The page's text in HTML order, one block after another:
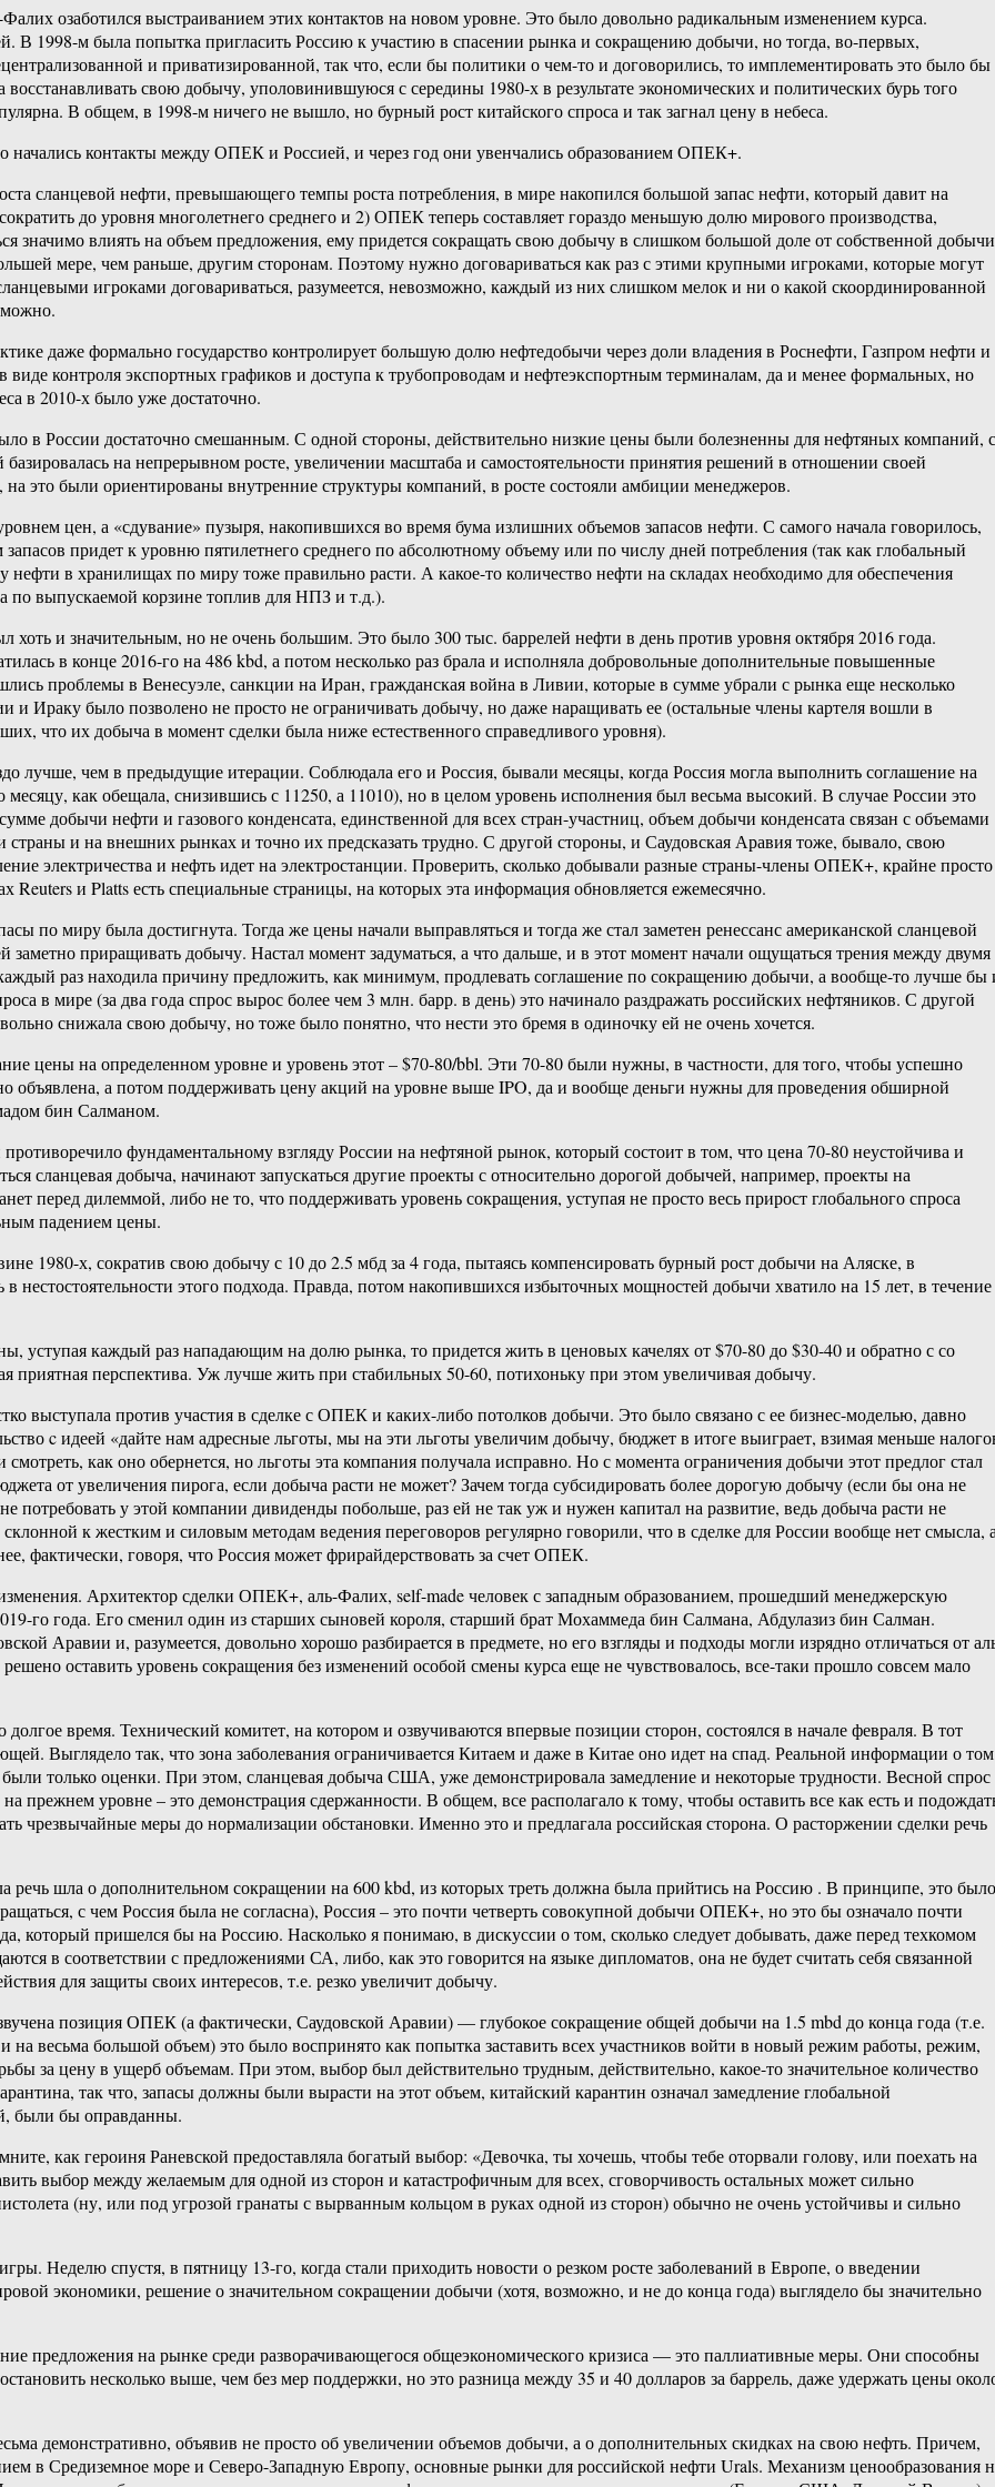
озаботился выстраиванием этих контактов на новом уровне. Это было довольно радикальным изменением курса.
В 1998-м была попытка пригласить Россию к участию в спасении рынка и сокращению добычи, но тогда, во-первых,
и приватизированной, так что, если бы политики о чем-то и договорились, то имплементировать это было бы
восстанавливать свою добычу, уполовинившуюся с середины 1980-х в результате экономических и политических бурь того
В общем, в 1998-м ничего не вышло, но бурный рост китайского спроса и так загнал цену в небеса.
начались контакты между ОПЕК и Россией, и через год они увенчались образованием ОПЕК+.
сланцевой нефти, превышающего темпы роста потребления, в мире накопился большой запас нефти, который давит на
до уровня многолетнего среднего и 2) ОПЕК теперь составляет гораздо меньшую долю мирового производства,
значимо влиять на объем предложения, ему придется сокращать свою добычу в слишком большой доле от собственной
мере, чем раньше, другим сторонам. Поэтому нужно договариваться как раз с этими крупными игроками, которые могут
игроками договариваться, разумеется, невозможно, каждый из них слишком мелок и ни о какой скоординированной
можно.
даже формально государство контролирует большую долю нефтедобычи через доли владения в Роснефти, Газпром нефти и
контроля экспортных графиков и доступа к трубопроводам и нефтеэкспортным терминалам, да и менее формальных, но
в 2010-х было уже достаточно.
в России достаточно смешанным. С одной стороны, действительно низкие цены были болезненны для нефтяных компаний, с
на непрерывном росте, увеличении масштаба и самостоятельности принятия решений в отношении своей
это были ориентированы внутренние структуры компаний, в росте состояли амбиции менеджеров.
цен, а «сдувание» пузыря, накопившихся во время бума излишних объемов запасов нефти. С самого начала говорилось,
придет к уровню пятилетнего среднего по абсолютному объему или по числу дней потребления (так как глобальный
нефти в хранилищах по миру тоже правильно расти. А какое-то количество нефти на складах необходимо для обеспечения
по выпускаемой корзине топлив для НПЗ и т.д.).
и значительным, но не очень большим. Это было 300 тыс. баррелей нефти в день против уровня октября 2016 года.
в конце 2016-го на 486 kbd, а потом несколько раз брала и исполняла добровольные дополнительные повышенные
проблемы в Венесуэле, санкции на Иран, гражданская война в Ливии, которые в сумме убрали с рынка еще несколько
Ираку было позволено не просто не ограничивать добычу, но даже наращивать ее (остальные члены картеля вошли в
что их добыча в момент сделки была ниже естественного справедливого уровня).
лучше, чем в предыдущие итерации. Соблюдала его и Россия, бывали месяцы, когда Россия могла выполнить соглашение на
месяцу, как обещала, снизившись с 11250, а 11010), но в целом уровень исполнения был весьма высокий. В случае России это
добычи нефти и газового конденсата, единственной для всех стран-участниц, объем добычи конденсата связан с объемами
страны и на внешних рынках и точно их предсказать трудно. С другой стороны, и Саудовская Аравия тоже, бывало, свою
электричества и нефть идет на электростанции. Проверить, сколько добывали разные страны-члены ОПЕК+, крайне просто
Reuters и Platts есть специальные страницы, на которых эта информация обновляется ежемесячно.
по миру была достигнута. Тогда же цены начали выправляться и тогда же стал заметен ренессанс американской сланцевой
приращивать добычу. Настал момент задуматься, а что дальше, и в этот момент начали ощущаться трения между двумя
раз находила причину предложить, как минимум, продлевать соглашение по сокращению добычи, а вообще-то лучше бы
в мире (за два года спрос вырос более чем 3 млн. барр. в день) это начинало раздражать российских нефтяников. С другой
снижала свою добычу, но тоже было понятно, что нести это бремя в одиночку ей не очень хочется.
цены на определенном уровне и уровень этот – $70-80/bbl. Эти 70-80 были нужны, в частности, для того, чтобы успешно
объявлена, а потом поддерживать цену акций на уровне выше IPO, да и вообще деньги нужны для проведения обширной
бин Салманом.
фундаментальному взгляду России на нефтяной рынок, который состоит в том, что цена 70-80 неустойчива и
сланцевая добыча, начинают запускаться другие проекты с относительно дорогой добычей, например, проекты на
перед дилеммой, либо не то, что поддерживать уровень сокращения, уступая не просто весь прирост глобального спроса
падением цены.
1980-х, сократив свою добычу с 10 до 2.5 мбд за 4 года, пытаясь компенсировать бурный рост добычи на Аляске, в
нестостоятельности этого подхода. Правда, потом накопившихся избыточных мощностей добычи хватило на 15 лет, в течение
уступая каждый раз нападающим на долю рынка, то придется жить в ценовых качелях от $70-80 до $30-40 и обратно с со
приятная перспектива. Уж лучше жить при стабильных 50-60, потихоньку при этом увеличивая добычу.
выступала против участия в сделке с ОПЕК и каких-либо потолков добычи. Это было связано с ее бизнес-моделью, давно
c идеей «дайте нам адресные льготы, мы на эти льготы увеличим добычу, бюджет в итоге выиграет, взимая меньше
как оно обернется, но льготы эта компания получала исправно. Но с момента ограничения добычи этот предлог стал
от увеличения пирога, если добыча расти не может? Зачем тогда субсидировать более дорогую добычу (если бы она не
у этой компании дивиденды побольше, раз ей не так уж и нужен капитал на развитие, ведь добыча расти не
к жестким и силовым методам ведения переговоров регулярно говорили, что в сделке для России вообще нет смысла,
фактически, говоря, что Россия может фрирайдерствовать за счет ОПЕК.
Архитектор сделки ОПЕК+, аль-Фалих, self-made человек с западным образованием, прошедший менеджерскую
го года. Его сменил один из старших сыновей короля, старший брат Мохаммеда бин Салмана, Абдулазиз бин Салман.
Аравии и, разумеется, довольно хорошо разбирается в предмете, но его взгляды и подходы могли изрядно отличаться от
оставить уровень сокращения без изменений особой смены курса еще не чувствовалось, все-таки прошло совсем мало
время. Технический комитет, на котором и озвучиваются впервые позиции сторон, состоялся в начале февраля. В тот
Выглядело так, что зона заболевания ограничивается Китаем и даже в Китае оно идет на спад. Реальной информации о
только оценки. При этом, сланцевая добыча США, уже демонстрировала замедление и некоторые трудности. Весной спрос
прежнем уровне – это демонстрация сдержанности. В общем, все располагало к тому, чтобы оставить все как есть и
чрезвычайные меры до нормализации обстановки. Именно это и предлагала российская сторона. О расторжении сделки речь
речь шла о дополнительном сокращении на 600 kbd, из которых треть должна была прийтись на Россию . В принципе, это было
с чем Россия была не согласна), Россия – это почти четверть совокупной добычи ОПЕК+, но это бы означало почти
который пришелся бы на Россию. Насколько я понимаю, в дискуссии о том, сколько следует добывать, даже перед техкомом
в соответствии с предложениями СА, либо, как это говорится на языке дипломатов, она не будет считать себя связанной
для защиты своих интересов, т.е. резко увеличит добычу.
позиция ОПЕК (а фактически, Саудовской Аравии) — глубокое сокращение общей добычи на 1.5 mbd до конца года (т.е.
весьма большой объем) это было воспринято как попытка заставить всех участников войти в новый режим работы, режим,
за цену в ущерб объемам. При этом, выбор был действительно трудным, действительно, какое-то значительное количество
так что, запасы должны были вырасти на этот объем, китайский карантин означал замедление глобальной
были бы оправданны.
как героиня Раневской предоставляла богатый выбор: «Девочка, ты хочешь, чтобы тебе оторвали голову, или поехать на
выбор между желаемым для одной из сторон и катастрофичным для всех, сговорчивость остальных может сильно
(ну, или под угрозой гранаты с вырванным кольцом в руках одной из сторон) обычно не очень устойчивы и сильно
Неделю спустя, в пятницу 13-го, когда стали приходить новости о резком росте заболеваний в Европе, о введении
экономики, решение о значительном сокращении добычи (хотя, возможно, и не до конца года) выглядело бы значительно
предложения на рынке среди разворачивающегося общеэкономического кризиса — это паллиативные меры. Они способны
несколько выше, чем без мер поддержки, но это разница между 35 и 40 долларов за баррель, даже удержать цены
демонстративно, объявив не просто об увеличении объемов добычи, а о дополнительных скидках на свою нефть. Причем,
в Средиземное море и Северо-Западную Европу, основные рынки для российской нефти Urals. Механизм ценообразования